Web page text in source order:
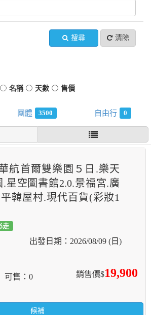
搜尋 清除
3500 0
航首爾雙樂園５日.樂天
.星空圖書館2.0.景福宮.廣
韓屋村.現代百貨(彩妝1
走
2026/08/09 (日)
銷售價$19,900
可售 0
候補